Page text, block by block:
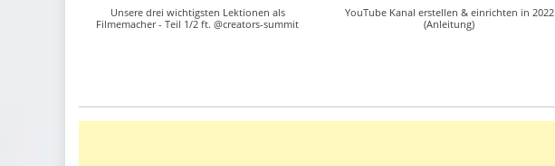
Unsere drei wichtigsten Lektionen als
Filmemacher - Teil 1/2 ft. @creators-summit
YouTube Kanal erstellen & einrichten in 2022
(Anleitung)